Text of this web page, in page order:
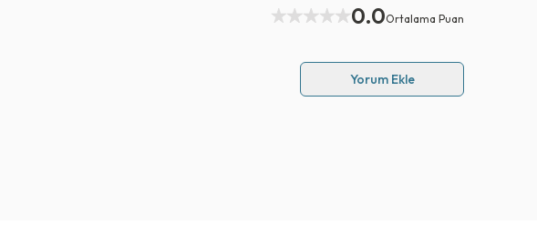
0.0Ortalama Puan
Yorum Ekle